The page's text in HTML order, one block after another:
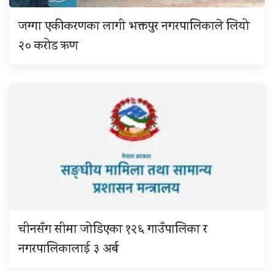
जग्गा एकीकरणका लागी भक्तपुर नगरपालिकाले लियो
२० करोड ऋण
चीनसँग सीमा जोडिएका १२६ गाउँपालिका र
नगरपालिकालाई ३ अर्ब